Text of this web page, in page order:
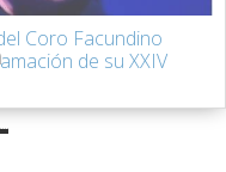
Coro Facundino
de su XXIV